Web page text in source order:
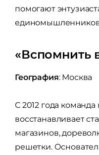
помогают
«Вспомнить
География: Москва
С 2012 года команда
восстанавливает
магазинов,
решетки.